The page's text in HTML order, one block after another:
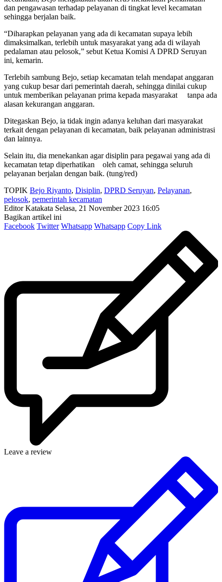
dan pengawasan terhadap pelayanan di tingkat level kecamatan
sehingga berjalan baik.
“Diharapkan pelayanan yang ada di kecamatan supaya lebih
dimaksimalkan, terlebih untuk masyarakat yang ada di wilayah
pedalaman atau pelosok,” sebut Ketua Komisi A DPRD Seruyan
ini, kemarin.
Terlebih sambung Bejo, setiap kecamatan telah mendapat anggaran
yang cukup besar dari pemerintah daerah, sehingga dinilai cukup
untuk memberikan pelayanan prima kepada masyarakat tanpa ada
alasan kekurangan anggaran.
Ditegaskan Bejo, ia tidak ingin adanya keluhan dari masyarakat
terkait dengan pelayanan di kecamatan, baik pelayanan administrasi
dan lainnya.
Selain itu, dia menekankan agar disiplin para pegawai yang ada di
kecamatan tetap diperhatikan oleh camat, sehingga seluruh
pelayanan berjalan dengan baik. (tung/red)
TOPIK Bejo Riyanto, Disiplin, DPRD Seruyan, Pelayanan,
pelosok, pemerintah kecamatan
Editor Katakata Selasa, 21 November 2023 16:05
Bagikan artikel ini
Facebook Twitter Whatsapp Whatsapp Copy Link
Leave a review